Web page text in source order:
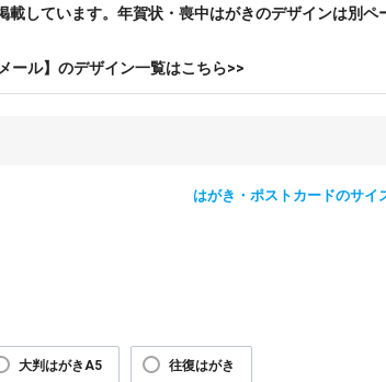
しています。年賀状・喪中はがきのデザインは別ペ
ール】のデザイン一覧はこちら>>
はがき・ポストカードのサイ
大判はがきA5 往復はがき